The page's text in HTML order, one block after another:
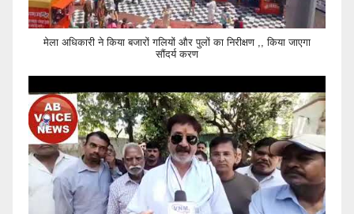
मेला अधिकारी ने किया बजारों गलियों और पुलों का निरीक्षण ,, किया जाएगा
सौंदर्य करण